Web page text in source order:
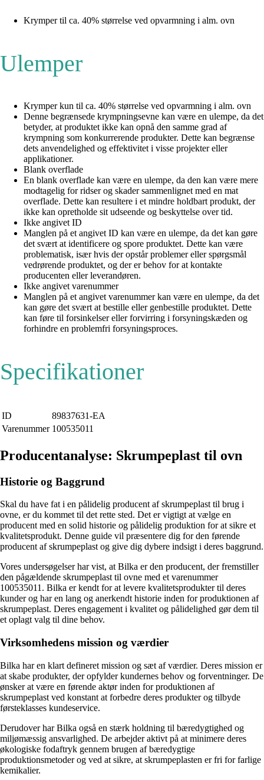
Krymper til ca. 40% størrelse ved opvarmning i alm. ovn
Ulemper
Krymper kun til ca. 40% størrelse ved opvarmning i alm. ovn
Denne begrænsede krympningsevne kan være en ulempe, da det
betyder, at produktet ikke kan opnå den samme grad af
krympning som konkurrerende produkter. Dette kan begrænse
dets anvendelighed og effektivitet i visse projekter eller
applikationer.
Blank overflade
En blank overflade kan være en ulempe, da den kan være mere
modtagelig for ridser og skader sammenlignet med en mat
overflade. Dette kan resultere i et mindre holdbart produkt, der
ikke kan opretholde sit udseende og beskyttelse over tid.
Ikke angivet ID
Manglen på et angivet ID kan være en ulempe, da det kan gøre
det svært at identificere og spore produktet. Dette kan være
problematisk, især hvis der opstår problemer eller spørgsmål
vedrørende produktet, og der er behov for at kontakte
producenten eller leverandøren.
Ikke angivet varenummer
Manglen på et angivet varenummer kan være en ulempe, da det
kan gøre det svært at bestille eller genbestille produktet. Dette
kan føre til forsinkelser eller forvirring i forsyningskæden og
forhindre en problemfri forsyningsproces.
Specifikationer
ID
89837631-EA
Varenummer 100535011
Producentanalyse: Skrumpeplast til ovn
Historie og Baggrund
Skal du have fat i en pålidelig producent af skrumpeplast til brug i
ovne, er du kommet til det rette sted. Det er vigtigt at vælge en
producent med en solid historie og pålidelig produktion for at sikre et
kvalitetsprodukt. Denne guide vil præsentere dig for den førende
producent af skrumpeplast og give dig dybere indsigt i deres baggrund.
Vores undersøgelser har vist, at Bilka er den producent, der fremstiller
den pågældende skrumpeplast til ovne med et varenummer
100535011. Bilka er kendt for at levere kvalitetsprodukter til deres
kunder og har en lang og anerkendt historie inden for produktionen af
skrumpeplast. Deres engagement i kvalitet og pålidelighed gør dem til
et oplagt valg til dine behov.
Virksomhedens mission og værdier
Bilka har en klart defineret mission og sæt af værdier. Deres mission er
at skabe produkter, der opfylder kundernes behov og forventninger. De
ønsker at være en førende aktør inden for produktionen af
skrumpeplast ved konstant at forbedre deres produkter og tilbyde
førsteklasses kundeservice.
Derudover har Bilka også en stærk holdning til bæredygtighed og
miljømæssig ansvarlighed. De arbejder aktivt på at minimere deres
økologiske fodaftryk gennem brugen af ​​bæredygtige
produktionsmetoder og ved at sikre, at skrumpeplasten er fri for farlige
kemikalier.